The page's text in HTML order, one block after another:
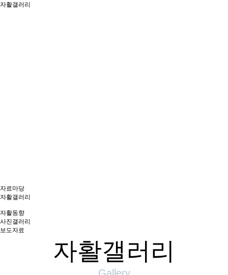
자활갤러리
자료마당
자활갤러리
자활동향
사진갤러리
보도자료
자활갤러리